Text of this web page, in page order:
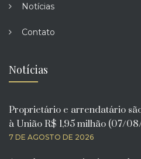
Notícias
Contato
Notícias
Proprietário e arrendatário
à União R$ 1,95 milhão (07/
7 DE AGOSTO DE 2026